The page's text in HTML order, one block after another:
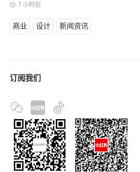
access_time 7 小时后
商业 设计 新闻资讯
订阅我们